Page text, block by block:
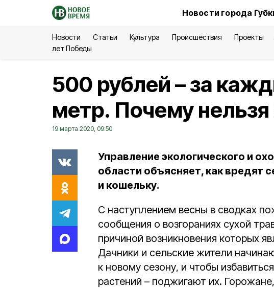
Новости города
Новости Статьи Культура Происшествия Проекты
лет Победы
500 рублей – за
метр. Почему
19 марта 2020, 09:50
Управление экологического и
области объясняет, как вредят
и кошельку.
С наступлением весны в сводках
сообщения о возгораниях сухой
причиной возникновения которых
Дачники и сельские жители
к новому сезону, и чтобы
растений – поджигают их.